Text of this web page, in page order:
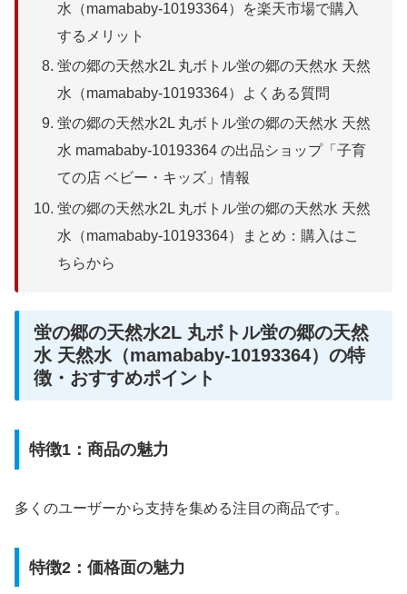
水（mamababy-10193364）を楽天市場で購入
するメリット
蛍の郷の天然水2L 丸ボトル蛍の郷の天然水 天然
水（mamababy-10193364）よくある質問
蛍の郷の天然水2L 丸ボトル蛍の郷の天然水 天然
水 mamababy-10193364 の出品ショップ「子育
ての店 ベビー・キッズ」情報
蛍の郷の天然水2L 丸ボトル蛍の郷の天然水 天然
水（mamababy-10193364）まとめ：購入はこ
ちらから
蛍の郷の天然水2L 丸ボトル蛍の郷の天然
水 天然水（mamababy-10193364）の特
徴・おすすめポイント
特徴1：商品の魅力
多くのユーザーから支持を集める注目の商品です。
特徴2：価格面の魅力